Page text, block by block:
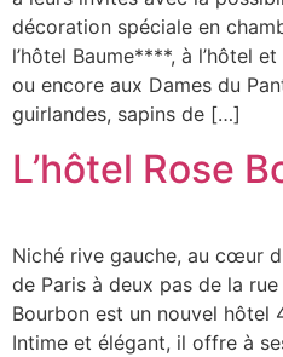
décoration spéciale en
l’hôtel Baume****, à l’hôtel
ou encore aux Dames du
guirlandes, sapins de […]
L’hôtel Rose
Niché rive gauche, au cœur
de Paris à deux pas de la
Bourbon est un nouvel hôtel
Intime et élégant, il offre à